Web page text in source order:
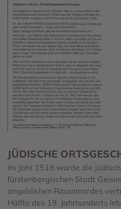
JÜDISCHE
Im Jahr 1518 wurde die
fürstenbergischen Stadt
angeblichen Ritualmordes
Hälfte des 19. Jahrhunderts